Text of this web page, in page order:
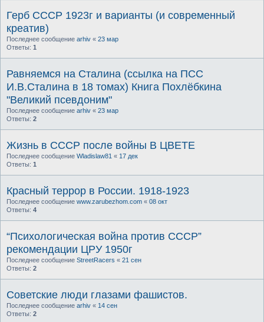
Герб СССР 1923г и варианты (и современный
креатив)
Последнее сообщение arhiv « 23 мар
Ответы: 1
Равняемся на Сталина (ссылка на ПСС
И.В.Сталина в 18 томах) Книга Похлёбкина
"Великий псевдоним"
Последнее сообщение arhiv « 23 мар
Ответы: 2
Жизнь в СССР после войны В ЦВЕТЕ
Последнее сообщение Wladislaw81 « 17 дек
Ответы: 1
Красный террор в России. 1918-1923
Последнее сообщение www.zarubezhom.com « 08 окт
Ответы: 4
“Психологическая война против СССР”
рекомендации ЦРУ 1950г
Последнее сообщение StreetRacers « 21 сен
Ответы: 2
Советские люди глазами фашистов.
Последнее сообщение arhiv « 14 сен
Ответы: 2